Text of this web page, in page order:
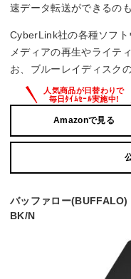
2 倍速
速データ転送ができるの
CyberLink社の各種ソフト
メディアの再生やライテ
お、ブルーレイディスク
Amazonで見る
バッファロー
BK/N